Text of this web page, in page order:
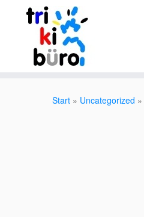
Start » Uncategorized »